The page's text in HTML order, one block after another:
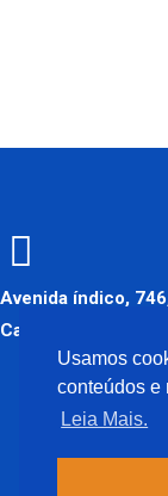
Usamos
conteúdos e
Leia Mais.
Avenida índico,
Campo – SP
Como